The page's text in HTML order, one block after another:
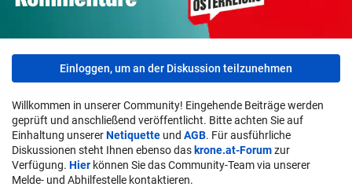
Einloggen, um an der Diskussion teilzunehmen
Willkommen in unserer Community! Eingehende Beiträge werden
geprüft und anschließend veröffentlicht. Bitte achten Sie auf
Einhaltung unsererNetiquette und AGB. Für ausführliche
Diskussionen steht Ihnen ebenso das krone.at-Forumzur
Verfügung. Hier können Sie das Community-Team via unserer
Melde- und Abhilfestelle kontaktieren.